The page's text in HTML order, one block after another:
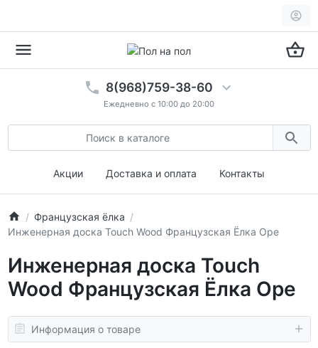
8(968)759-38-60
Ежедневно с 10:00 до 20:00
Акции Доставка и оплата Контакты
Французская ёлка
Инженерная доска Touch Wood Французская Ëлка Оре
Инженерная доска Touch
Wood Французская Ëлка Оре
Информация о товаре